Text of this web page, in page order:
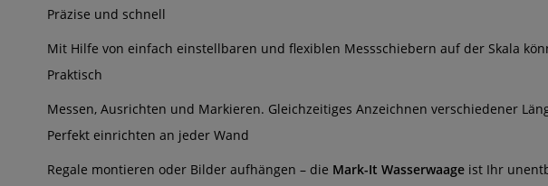
Präzise und schnell
Mit Hilfe von einfach einstellbaren und flexiblen Messschiebern auf der Skala
Praktisch
Messen, Ausrichten und Markieren. Gleichzeitiges Anzeichnen verschiedener
Perfekt einrichten an jeder Wand
Regale montieren oder Bilder aufhängen – die Mark-It Wasserwaage ist Ihr